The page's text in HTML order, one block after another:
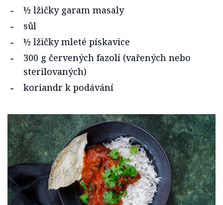
½ lžičky garam masaly
sůl
½ lžičky mleté pískavice
300 g červených fazolí (vařených nebo
sterilovaných)
koriandr k podávání